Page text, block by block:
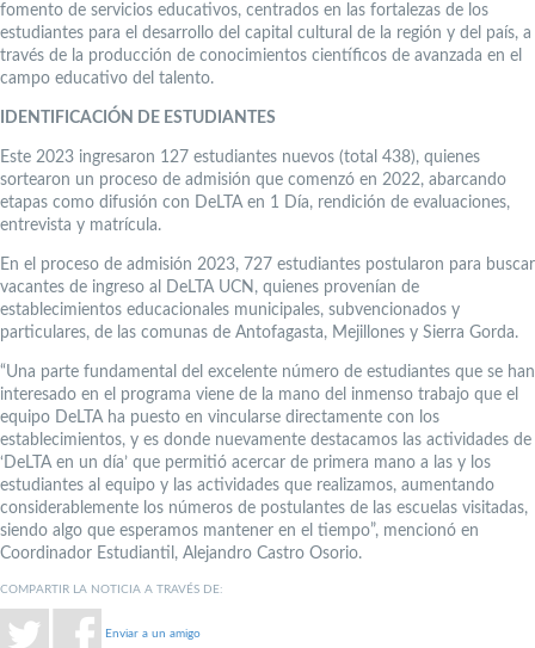
fomento de servicios educativos, centrados en las fortalezas de los
estudiantes para el desarrollo del capital cultural de la región y del país, a
través de la producción de conocimientos científicos de avanzada en el
campo educativo del talento.
IDENTIFICACIÓN DE ESTUDIANTES
Este 2023 ingresaron 127 estudiantes nuevos (total 438), quienes
sortearon un proceso de admisión que comenzó en 2022, abarcando
etapas como difusión con DeLTA en 1 Día, rendición de evaluaciones,
entrevista y matrícula.
En el proceso de admisión 2023, 727 estudiantes postularon para buscar
vacantes de ingreso al DeLTA UCN, quienes provenían de
establecimientos educacionales municipales, subvencionados y
particulares, de las comunas de Antofagasta, Mejillones y Sierra Gorda.
“Una parte fundamental del excelente número de estudiantes que se han
interesado en el programa viene de la mano del inmenso trabajo que el
equipo DeLTA ha puesto en vincularse directamente con los
establecimientos, y es donde nuevamente destacamos las actividades de
‘DeLTA en un día’ que permitió acercar de primera mano a las y los
estudiantes al equipo y las actividades que realizamos, aumentando
considerablemente los números de postulantes de las escuelas visitadas,
siendo algo que esperamos mantener en el tiempo”, mencionó en
Coordinador Estudiantil, Alejandro Castro Osorio.
COMPARTIR LA NOTICIA A TRAVÉS DE:
Enviar a un amigo